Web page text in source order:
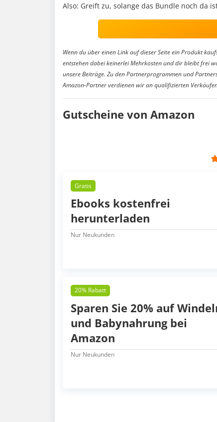
Also: Greift zu, solange das Bundle noch da
Wenn du über einen Link auf dieser Seite ein Produkt
entstehen dabei keinerlei Mehrkosten und dir bleibt frei
unsere Beiträge. Zu den Partnerprogrammen und
Amazon-Partner verdienen wir an qualifizierten
Gutscheine von Amazon
Gratis
Ebooks kostenfrei
herunterladen
Nur Neukunden
20% Rabatt
Sparen Sie 20% auf
und Babynahrung bei
Amazon
Nur Neukunden